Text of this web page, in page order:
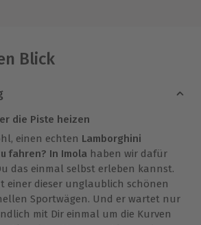
Blick
die Piste heizen
einen echten Lamborghini
fahren? In Imola haben wir dafür
das einmal selbst erleben kannst.
einer dieser unglaublich schönen
Sportwägen. Und er wartet nur
mit Dir einmal um die Kurven